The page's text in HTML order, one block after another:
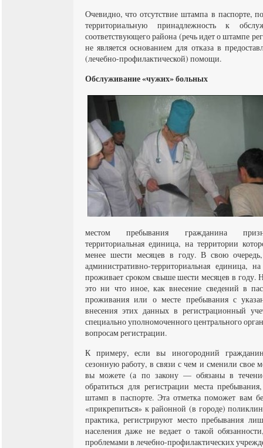
Очевидно, что отсутствие штампа в паспорте,
территориальную принадлежность к
соответствующего района (речь идет о штампе
не является основанием для отказа в
(лечебно-профилактической) помощи.
Обслуживание «чужих» больных
местом пребывания гражданина
территориальная единица, на территории
менее шести месяцев в году. В свою
административно-территориальная единица,
проживает сроком свыше шести месяцев в году.
это ни что иное, как внесение сведений в
проживания или о месте пребывания с
внесения этих данных в регистрационный
специально уполномоченного центрального
вопросам регистрации.
К примеру, если вы иногородний
сезонную работу, в связи с чем и сменили свое
вы можете (а по закону — обязаны в
обратиться для регистрации места
штамп в паспорте. Эта отметка поможет вам
«прикрепиться» к районной (в городе)
практика, регистрируют место пребывания
населения даже не ведает о такой
проблемами в лечебно-профилактических